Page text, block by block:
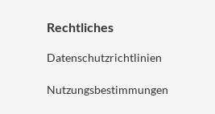
Rechtliches
Datenschutzrichtlinien
Nutzungsbestimmungen